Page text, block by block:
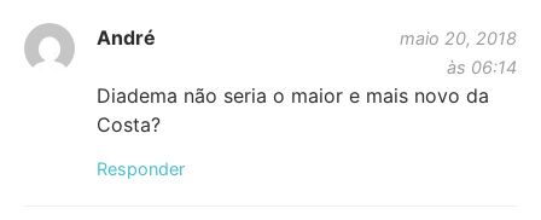
André
maio 20, 2018
às 06:14
Diadema não seria o maior e mais novo da
Costa?
Responder